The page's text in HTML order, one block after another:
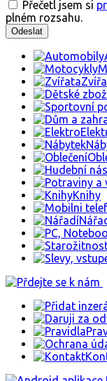
Přečetl jsem si
plném rozsahu.
Knihy